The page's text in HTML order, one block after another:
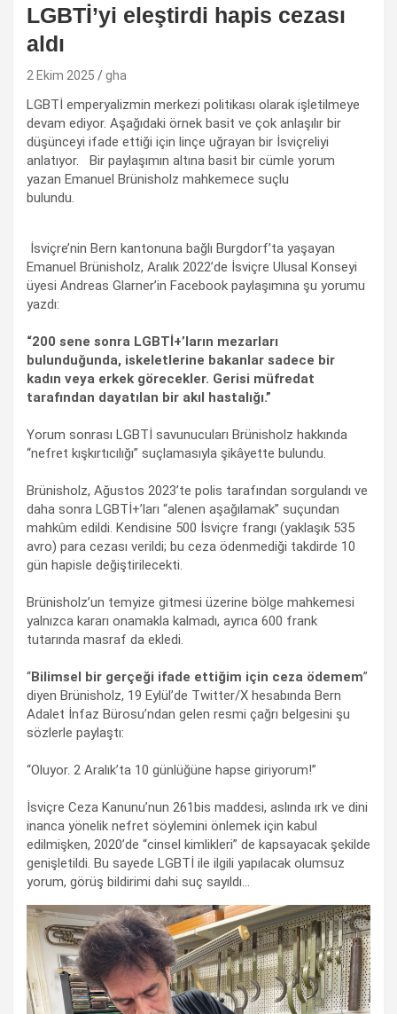
LGBTİ’yi eleştirdi hapis cezası
aldı
2 Ekim 2025 gha
LGBTİ emperyalizmin merkezi politikası olarak işletilmeye
devam ediyor. Aşağıdaki örnek basit ve çok anlaşılır bir
düşünceyi ifade ettiği için linçe uğrayan bir İsviçreliyi
anlatıyor. Bir paylaşımın altına basit bir cümle yorum
yazan Emanuel Brünisholz mahkemece suçlu
bulundu.
İsviçre’nin Bern kantonuna bağlı Burgdorf’ta yaşayan
Emanuel Brünisholz, Aralık 2022’de İsviçre Ulusal Konseyi
üyesi Andreas Glarner’in Facebook paylaşımına şu yorumu
yazdı:
“200 sene sonra LGBTİ+’ların mezarları
bulunduğunda, iskeletlerine bakanlar sadece bir
kadın veya erkek görecekler. Gerisi müfredat
tarafından dayatılan bir akıl hastalığı.”
Yorum sonrası LGBTİ savunucuları Brünisholz hakkında
“nefret kışkırtıcılığı” suçlamasıyla şikâyette bulundu.
Brünisholz, Ağustos 2023’te polis tarafından sorgulandı ve
daha sonra LGBTİ+’ları “alenen aşağılamak” suçundan
mahkûm edildi. Kendisine 500 İsviçre frangı (yaklaşık 535
avro) para cezası verildi; bu ceza ödenmediği takdirde 10
gün hapisle değiştirilecekti.
Brünisholz’un temyize gitmesi üzerine bölge mahkemesi
yalnızca kararı onamakla kalmadı, ayrıca 600 frank
tutarında masraf da ekledi.
“Bilimsel bir gerçeği ifade ettiğim için ceza ödemem”
diyen Brünisholz, 19 Eylül’de Twitter/X hesabında Bern
Adalet İnfaz Bürosu’ndan gelen resmi çağrı belgesini şu
sözlerle paylaştı:
“Oluyor. 2 Aralık’ta 10 günlüğüne hapse giriyorum!”
İsviçre Ceza Kanunu’nun 261bis maddesi, aslında ırk ve dini
inanca yönelik nefret söylemini önlemek için kabul
edilmişken, 2020’de “cinsel kimlikleri” de kapsayacak şekilde
genişletildi. Bu sayede LGBTİ ile ilgili yapılacak olumsuz
yorum, görüş bildirimi dahi suç sayıldı…